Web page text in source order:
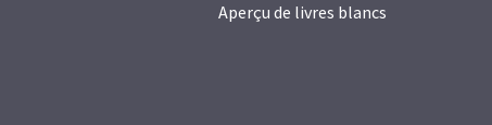
Aperçu de livres blancs